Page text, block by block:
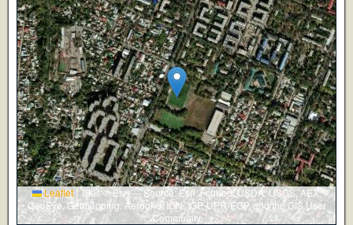
Leaflet |Tiles © Esri — Source: Esri, i-cubed, USDA, USGS, AEX,
GeoEye, Getmapping, Aerogrid, IGN, IGP, UPR-EGP, and the GIS User
Community